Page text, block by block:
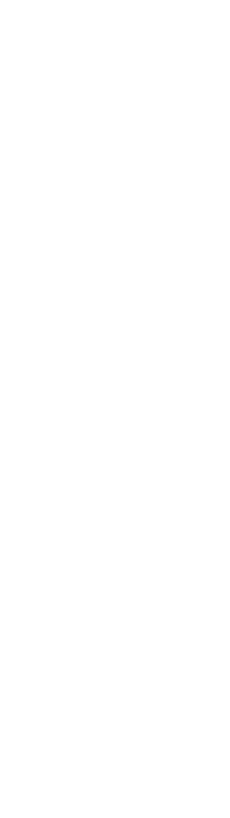
set; }
set; }
页面标题"
了 -->
xhtml">